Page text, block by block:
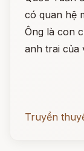
có quan hệ
Ông là con
anh trai của
Truyền